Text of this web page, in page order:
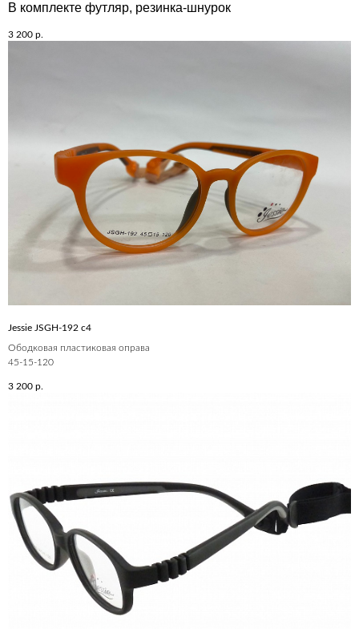
В комплекте футляр, резинка-шнурок
3 200 р.
Jessie JSGH-192 c4
Ободковая пластиковая оправа
45-15-120
3 200 р.